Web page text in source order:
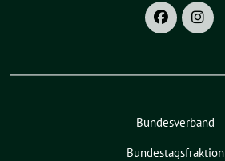
Bundesverband
Bundestagsfraktion